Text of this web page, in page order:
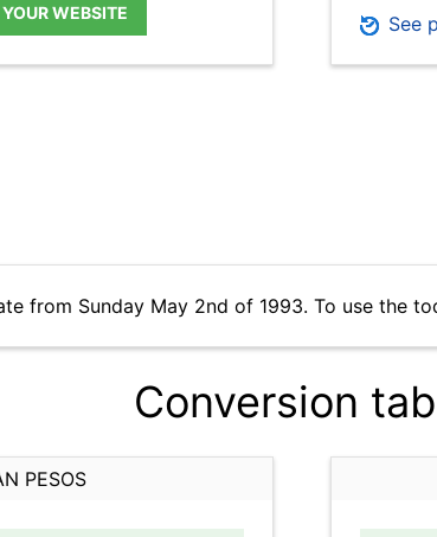
WEBSITE See
from Sunday May 2nd of 1993. To use the
Conversion
PESOS